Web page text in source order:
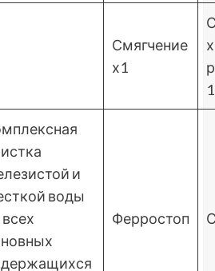
Смягчение
х1
и
воды
всех
Ферростоп